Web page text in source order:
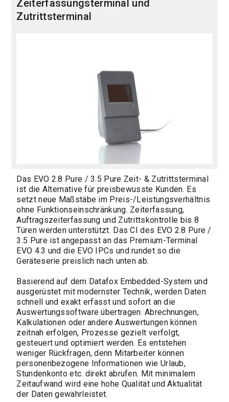
Zeiterfassungsterminal und
Zutrittsterminal
Das EVO 2.8 Pure / 3.5 Pure Zeit- & Zutrittsterminal
ist die Alternative für preisbewusste Kunden. Es
setzt neue Maßstäbe im Preis-/Leistungsverhältnis
ohne Funktionseinschränkung. Zeiterfassung,
Auftragszeiterfassung und Zutrittskontrolle bis 8
Türen werden unterstützt. Das CI des EVO 2.8 Pure /
3.5 Pure ist angepasst an das Premium-Terminal
EVO 4.3 und die EVO IPCs und rundet so die
Geräteserie preislich nach unten ab.
Basierend auf dem Datafox Embedded-System und
ausgerüstet mit modernster Technik, werden Daten
schnell und exakt erfasst und sofort an die
Auswertungssoftware übertragen. Abrechnungen,
Kalkulationen oder andere Auswertungen können
zeitnah erfolgen, Prozesse gezielt verfolgt,
gesteuert und optimiert werden. Es entstehen
weniger Rückfragen, denn Mitarbeiter können
personenbezogene Informationen wie Urlaub,
Stundenkonto etc. direkt abrufen. Mit minimalem
Zeitaufwand wird eine hohe Qualität und Aktualität
der Daten gewährleistet.